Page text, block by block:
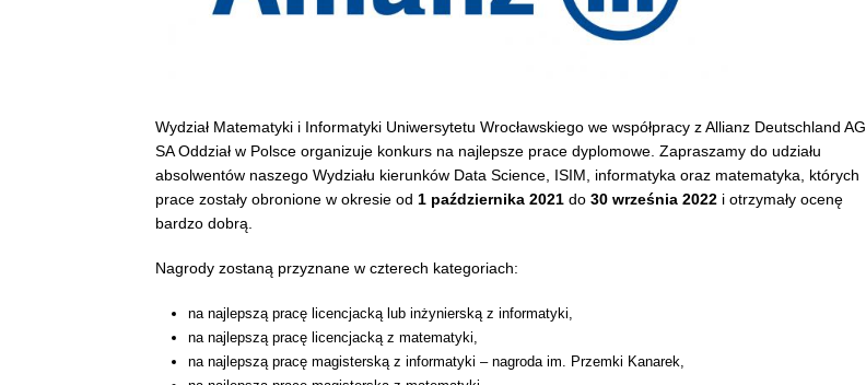
Wydział Matematyki i Informatyki Uniwersytetu Wrocławskiego we współpracy z Allianz Deutschland AG
SA Oddział w Polsce organizuje konkurs na najlepsze prace dyplomowe. Zapraszamy do udziału
absolwentów naszego Wydziału kierunków Data Science, ISIM, informatyka oraz matematyka, których
prace zostały obronione w okresie od 1 października 2021 do 30 września 2022 i otrzymały ocenę
bardzo dobrą.
Nagrody zostaną przyznane w czterech kategoriach:
na najlepszą pracę licencjacką lub inżynierską z informatyki,
na najlepszą pracę licencjacką z matematyki,
na najlepszą pracę magisterską z informatyki – nagroda im. Przemki Kanarek,